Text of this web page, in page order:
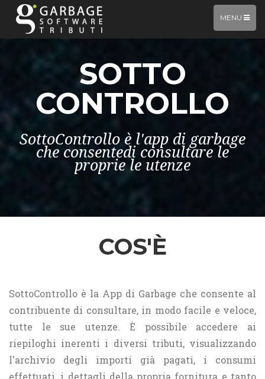
TOGGLE
NAVIGATION
MENU
SOTTO
CONTROLLO
SottoControllo è l'app di garbage
che consentedi consultare le
proprie le utenze
COS'È
SottoControllo è la App di Garbage che consente al
contribuente di consultare, in modo facile e veloce,
tutte le sue utenze. È possibile accedere ai
riepiloghi inerenti i diversi tributi, visualizzando
l'archivio degli importi già pagati, i consumi
effettuati, i dettagli della propria fornitura e tanto